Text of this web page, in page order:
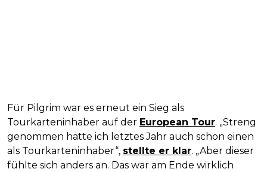
Für Pilgrim war es erneut ein Sieg als
Tourkarteninhaber auf der European Tour. „Streng
genommen hatte ich letztes Jahr auch schon einen
als Tourkarteninhaber“, stellte er klar. „Aber dieser
fühlte sich anders an. Das war am Ende wirklich